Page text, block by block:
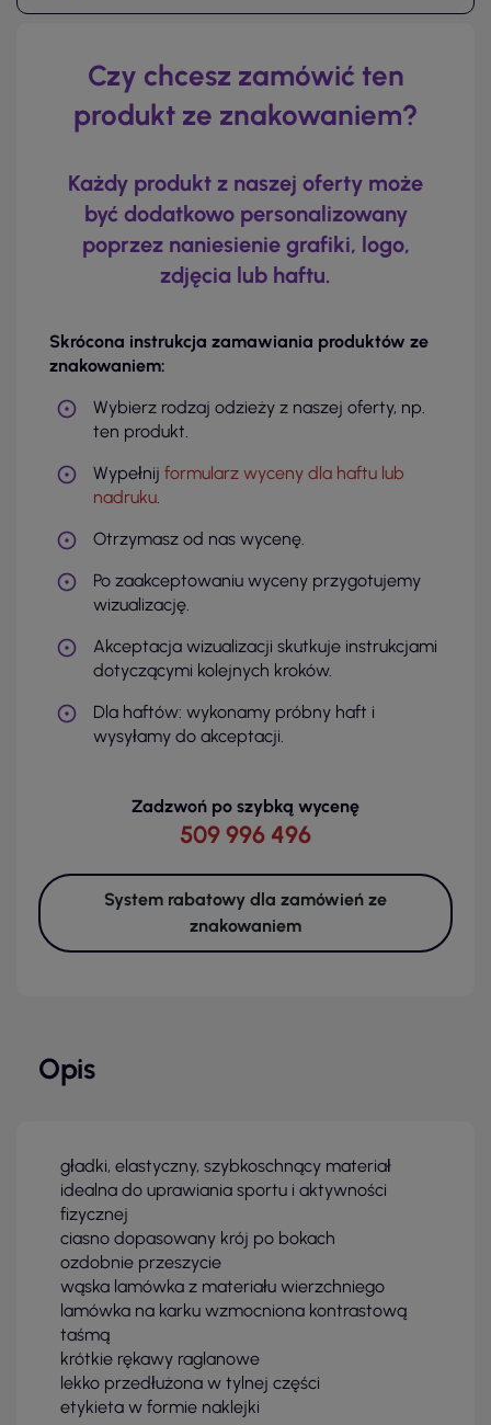
Czy chcesz zamówić ten
produkt ze znakowaniem?
Każdy produkt z naszej oferty może
być dodatkowo personalizowany
poprzez naniesienie grafiki, logo,
zdjęcia lub haftu.
Skrócona instrukcja zamawiania produktów ze
znakowaniem:
Wybierz rodzaj odzieży z naszej oferty, np.
ten produkt.
Wypełnij formularz wyceny dla haftu lub
nadruku.
Otrzymasz od nas wycenę.
Po zaakceptowaniu wyceny przygotujemy
wizualizację.
Akceptacja wizualizacji skutkuje instrukcjami
dotyczącymi kolejnych kroków.
Dla haftów: wykonamy próbny haft i
wysyłamy do akceptacji.
Zadzwoń po szybką wycenę
509 996 496
System rabatowy dla zamówień ze
znakowaniem
Opis
gładki, elastyczny, szybkoschnący materiał
idealna do uprawiania sportu i aktywności
fizycznej
ciasno dopasowany krój po bokach
ozdobnie przeszycie
wąska lamówka z materiału wierzchniego
lamówka na karku wzmocniona kontrastową
taśmą
krótkie rękawy raglanowe
lekko przedłużona w tylnej części
etykieta w formie naklejki